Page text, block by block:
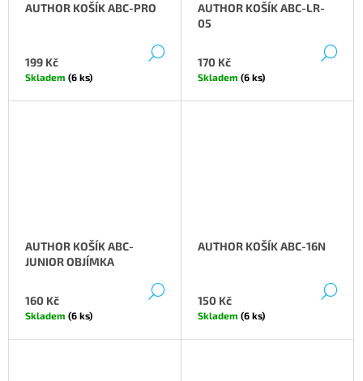
AUTHOR KOŠÍK ABC-PRO
199 Kč
DETAIL
Skladem (6 ks)
AUTHOR KOŠÍK ABC-LR-
05
170 Kč
Skladem (6 ks)
AUTHOR KOŠÍK ABC-
JUNIOR OBJÍMKA
160 Kč
DETAIL
Skladem (6 ks)
AUTHOR KOŠÍK ABC-16N
150 Kč
Skladem (6 ks)